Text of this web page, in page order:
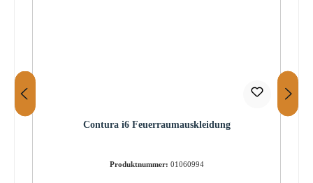
Contura i6 Feuerraumauskleidung
Produktnummer: 01060994